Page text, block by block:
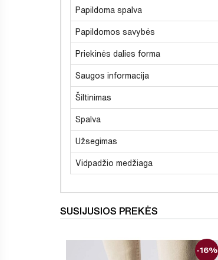
Papildoma spalva
Papildomos savybės
Priekinės dalies forma
Saugos informacija
Šiltinimas
Spalva
Užsegimas
Vidpadžio medžiaga
SUSIJUSIOS PREKĖS
-16%